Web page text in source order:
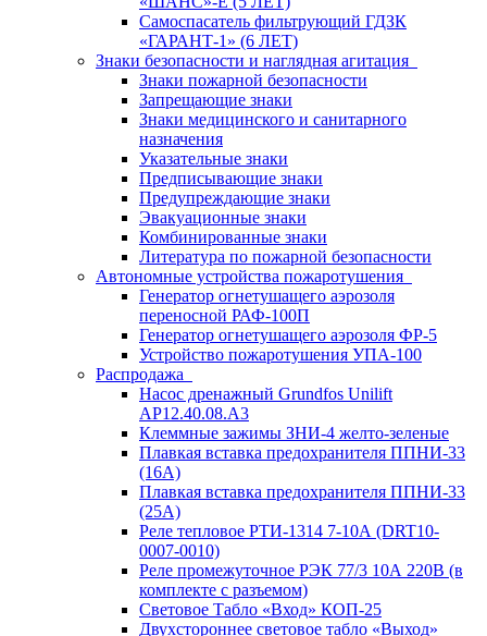
Самоспасатель фильтрующий ГДЗК
«ГАРАНТ-1» (6 ЛЕТ)
Знаки безопасности и наглядная агитация
Знаки пожарной безопасности
Запрещающие знаки
Знаки медицинского и санитарного
назначения
Указательные знаки
Предписывающие знаки
Предупреждающие знаки
Эвакуационные знаки
Комбинированные знаки
Литература по пожарной безопасности
Автономные устройства пожаротушения
Генератор огнетушащего аэрозоля
переносной РАФ-100П
Генератор огнетушащего аэрозоля ФР-5
Устройство пожаротушения УПА-100
Распродажа
Насос дренажный Grundfos Unilift
АP12.40.08.A3
Клеммные зажимы ЗНИ-4 желто-зеленые
Плавкая вставка предохранителя ППНИ-33
(16А)
Плавкая вставка предохранителя ППНИ-33
(25А)
Реле тепловое РТИ-1314 7-10А (DRT10-
0007-0010)
Реле промежуточное РЭК 77/3 10А 220В (в
комплекте с разъемом)
Световое Табло «Вход» КОП-25
Двухстороннее световое табло «Выход»